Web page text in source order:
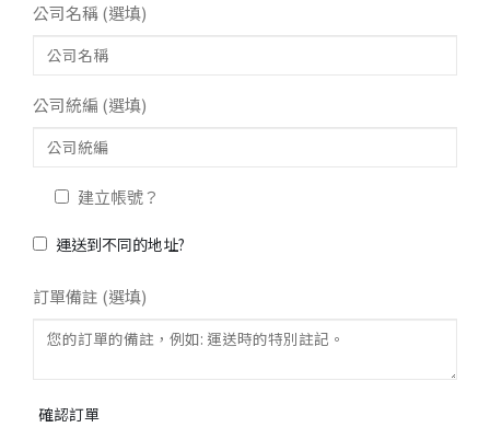
公司名稱(選填)
公司統編 (選填)
建立帳號？
運送到不同的地址?
訂單備註 (選填)
確認訂單